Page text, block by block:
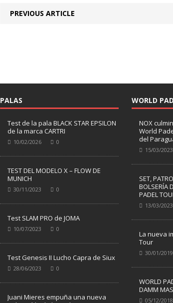
PREVIOUS ARTICLE
PALAS
Test de la pala BLACK STAR EPSILON
de la marca CARTRI
10/02/2026 0
TEST DEL MODELO X – FLOW DE
MUNICH
30/11/2023 0
Test SLAM PRO de JOMA
10/07/2023 0
Test Genesis II Lucho Capra de Siux
28/06/2023 0
Juani Mieres empuña una nueva
WORLD
NOX
World
del
15/03/2023
SET,
BOLSERÍA
PADEL
13/03/2023
La nueva
Tour
30/01/2019
WORLD
DAMM
05/12/2018